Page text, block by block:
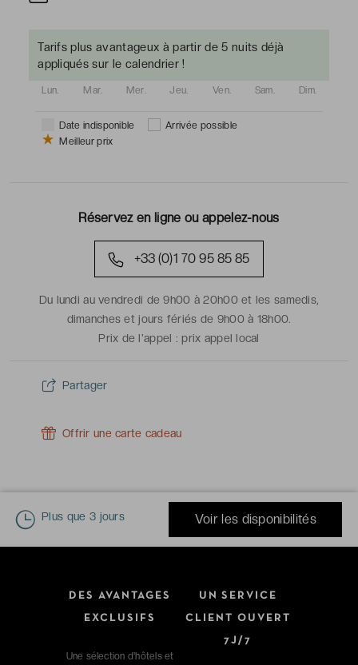
Tarifs plus avantageux à partir de 5 nuits déjà
appliqués sur le calendrier !
Lun. Mar. Mer. Jeu. Ven. Sam. Dim.
Date indisponible
Arrivée possible
Meilleur prix
Réservez en ligne ou appelez-nous
+33 (0)1 70 95 85 85
Du lundi au vendredi de 9h00 à 20h00 et les samedis,
dimanches et jours fériés de 9h00 à 18h00.
Prix de l'appel :prix appel local
Partager
Offrir une carte cadeau
Plus que 3 jours Voir les disponibilités
DES AVANTAGES
EXCLUSIFS
Une sélection d'hôtels et
UN SERVICE
CLIENT OUVERT
7J/7